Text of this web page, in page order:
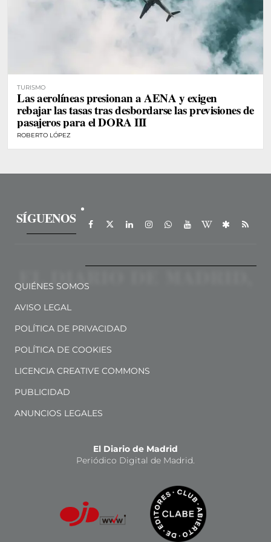
TURISMO
Las aerolíneas presionan a AENA y exigen
rebajar las tasas tras desbordarse las previsiones de
pasajeros para el DORA III
ROBERTO LÓPEZ
SÍGUENOS
QUIÉNES SOMOS
AVISO LEGAL
POLÍTICA DE PRIVACIDAD
POLÍTICA DE COOKIES
LICENCIA CREATIVE COMMONS
PUBLICIDAD
ANUNCIOS LEGALES
El Diario de Madrid
Periódico Digital de Madrid.